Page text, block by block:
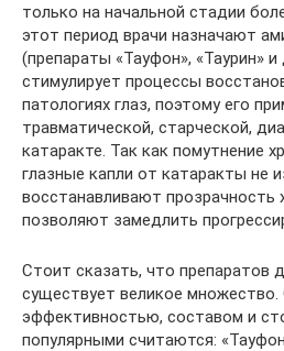
только на начальной стадии
этот период врачи назначают
(препараты «Тауфон», «Таурин» и
стимулирует процессы
патологиях глаз, поэтому его
травматической, старческой,
катаракте. Так как помутнение
глазные капли от катаракты не
восстанавливают прозрачность
позволяют замедлить
Стоит сказать, что препаратов
существует великое
эффективностью, составом и
популярными считаются: